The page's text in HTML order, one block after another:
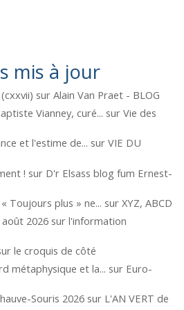
mis à jour
surAlain Van Praet - BLOG
Vianney, curé... surVie des
et l'estime de... surVIE DU
! sur D'r Elsass blog fum Ernest-
Toujours plus » ne... surXYZ, ABCD
août 2026 surl'information
le croquis de côté
métaphysique et la... sur Euro-
Souris 2026 sur L'AN VERT de